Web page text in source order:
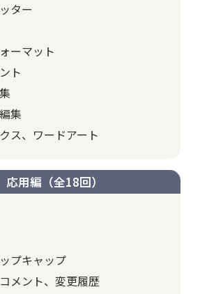
ター
ーマット
ト
集
ス、ワードアート
応用編（全18回）
プキャップ
メント、変更履歴